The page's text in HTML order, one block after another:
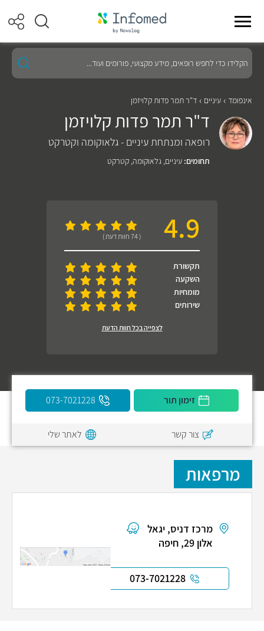
הקלידו
כדי
לחפש
מקצועי,
פורומים
ועוד...
אינפומד עיניים ד"ר תמר פדות קלויזמן
ד"ר תמר פדות קלויזמן
רופאה ומנתחת עיניים - גלאוקומה וקטרקט
תחומים: עיניים, גלאוקומה, קטרקט
4.9 ( 74 חוות דעת )
תקשורת
השקעה
מומחיות
שירותים
לצפייה בכל חוות הדעת
זימון תור 073-7021228
צור קשר לאתר שלי
מרפאות
מרכז דניס, יגאל
אלון 29, חיפה
073-7021228